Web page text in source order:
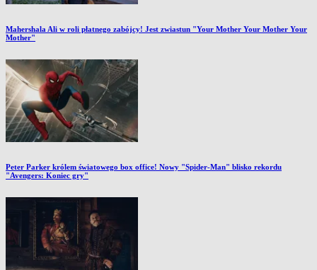
Mahershala Ali w roli płatnego zabójcy! Jest zwiastun "Your Mother Your Mother Your
Mother"
Peter Parker królem światowego box office! Nowy "Spider-Man" blisko rekordu
"Avengers: Koniec gry"